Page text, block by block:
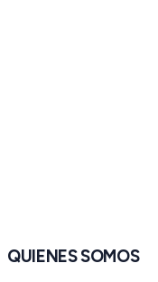
QUIENES SOMOS